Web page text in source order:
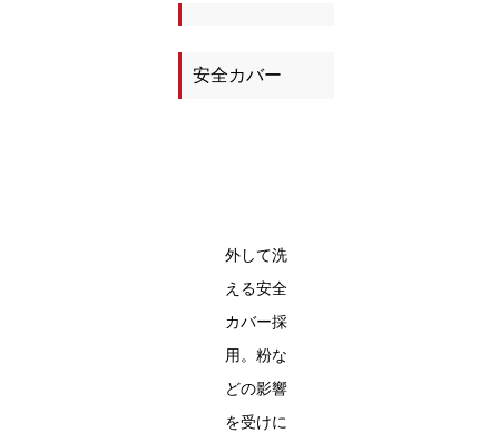
安全カバー
外して洗
える安全
カバー採
用。粉な
どの影響
を受けに